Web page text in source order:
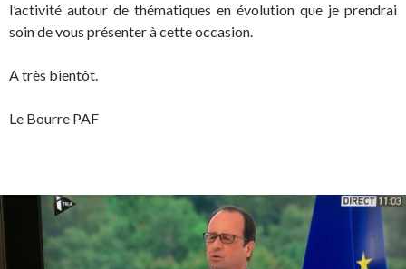
l’activité autour de thématiques en évolution que je prendrai
soin de vous présenter à cette occasion.
A très bientôt.
Le Bourre PAF